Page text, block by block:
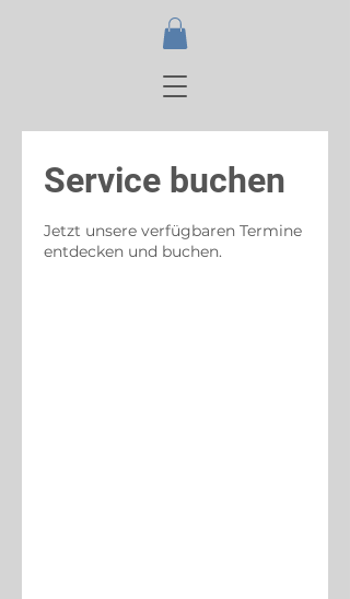
Service buchen
Jetzt unsere verfügbaren Termine
entdecken und buchen.